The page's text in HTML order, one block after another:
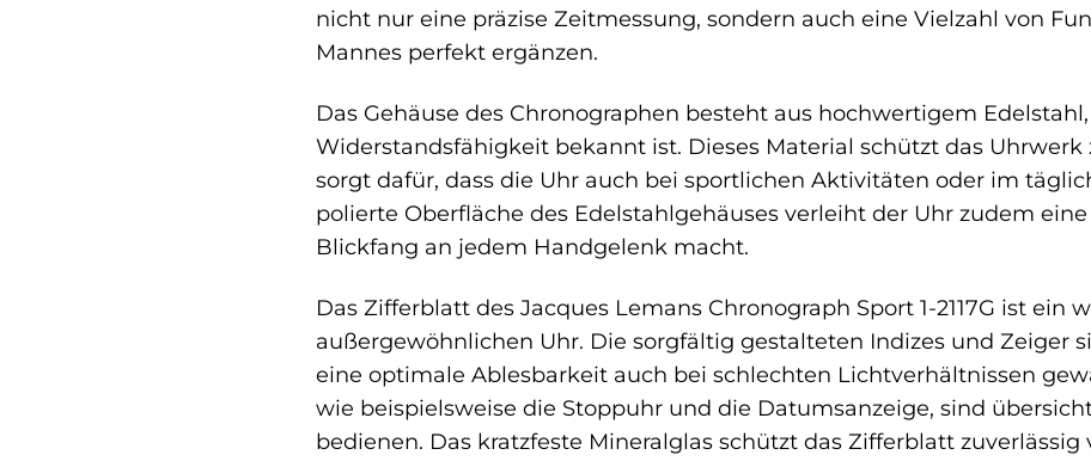
nicht nur eine präzise Zeitmessung, sondern auch eine Vielzahl von
Mannes perfekt ergänzen.
Das Gehäuse des Chronographen besteht aus hochwertigem
Widerstandsfähigkeit bekannt ist. Dieses Material schützt das
sorgt dafür, dass die Uhr auch bei sportlichen Aktivitäten oder im
polierte Oberfläche des Edelstahlgehäuses verleiht der Uhr zudem
Blickfang an jedem Handgelenk macht.
Das Zifferblatt des Jacques Lemans Chronograph Sport 1-2117G ist ein
außergewöhnlichen Uhr. Die sorgfältig gestalteten Indizes und Zeiger
eine optimale Ablesbarkeit auch bei schlechten Lichtverhältnissen
wie beispielsweise die Stoppuhr und die Datumsanzeige, sind
bedienen. Das kratzfeste Mineralglas schützt das Zifferblatt